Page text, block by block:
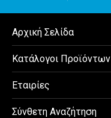
Αρχική Σελίδα
Κατάλογοι Προϊόντων
Εταιρίες
Σύνθετη Αναζήτηση